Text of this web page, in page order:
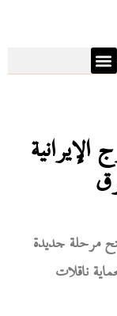
مرحلة جديدة
ناقلات